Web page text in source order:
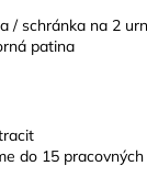
/ schránka na 2
patina
do 15